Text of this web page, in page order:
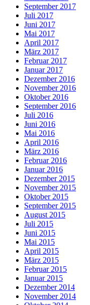
September 2017
Juli 2017
Juni 2017
Mai 2017
April 2017
März 2017
Februar 2017
Januar 2017
Dezember 2016
November 2016
Oktober 2016
September 2016
Juli 2016
Juni 2016
Mai 2016
April 2016
März 2016
Februar 2016
Januar 2016
Dezember 2015
November 2015
Oktober 2015
September 2015
August 2015
Juli 2015
Juni 2015
Mai 2015
April 2015
März 2015
Februar 2015
Januar 2015
Dezember 2014
November 2014